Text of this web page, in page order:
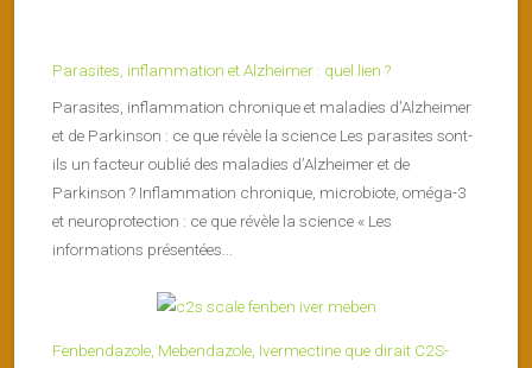
Parasites, inflammation et Alzheimer : quel lien ?
Parasites, inflammation chronique et maladies d’Alzheimer
et de Parkinson : ce que révèle la science Les parasites sont-
ils un facteur oublié des maladies d’Alzheimer et de
Parkinson ? Inflammation chronique, microbiote, oméga-3
et neuroprotection : ce que révèle la science « Les
informations présentées...
Fenbendazole, Mebendazole, Ivermectine que dirait C2S-